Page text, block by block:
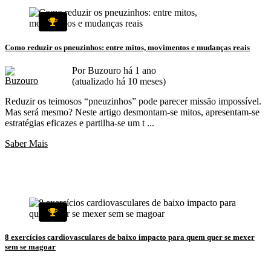
Como reduzir os pneuzinhos: entre mitos, movimentos e mudanças reais
Por Buzouro há 1 ano
(atualizado há 10 meses)
Reduzir os teimosos “pneuzinhos” pode parecer missão impossível.
Mas será mesmo? Neste artigo desmontam-se mitos, apresentam-se
estratégias eficazes e partilha-se um t ...
Saber Mais
8 exercícios cardiovasculares de baixo impacto para quem quer se mexer
sem se magoar